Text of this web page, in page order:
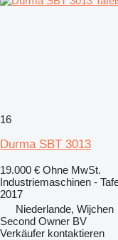
16
Durma SBT 3013
19.000 € Ohne MwSt.
Industriemaschinen -
2017
Niederlande, Wijchen
Second Owner BV
Verkäufer kontaktieren